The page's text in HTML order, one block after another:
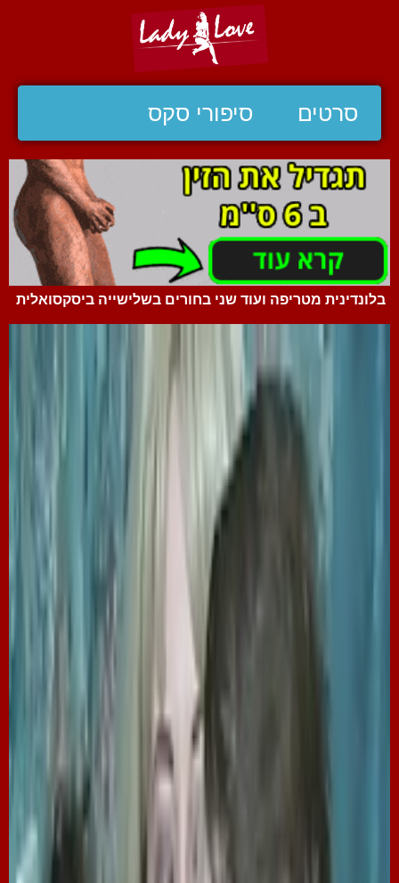
סרטים סיפורי סקס
בלונדינית מטריפה ועוד שני בחורים בשלישייה ביסקסואלית